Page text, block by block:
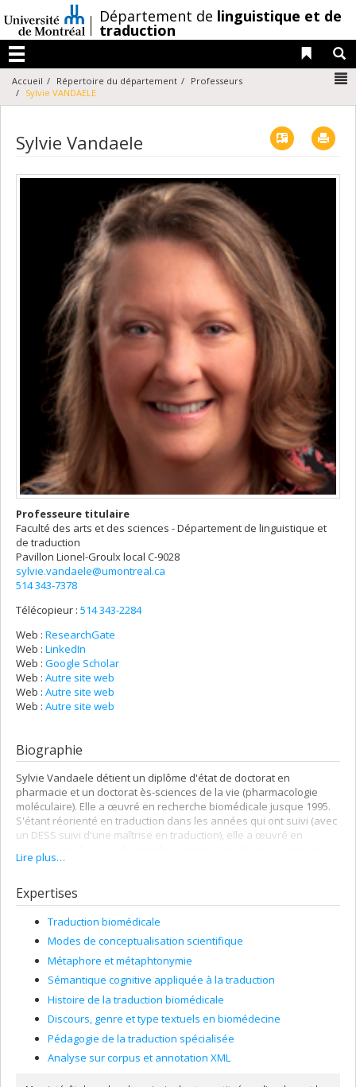
au
contenu
/Département de linguistique et de
traduction
Menu
Liens
Accueil Répertoire du département
Professeurs
Sylvie VANDAELE
Sylvie Vandaele Vcard
Professeure titulaire
Faculté des arts et des sciences - Département de linguistique et
de traduction
Pavillon Lionel-Groulxlocal C-9028
sylvie.vandaele@umontreal.ca
514 343-7378
Télécopieur : 514 343-2284
Web : ResearchGate
Web : LinkedIn
Web : Google Scholar
Web : Autre site web
Web : Autre site web
Web : Autre site web
Biographie
Sylvie Vandaele détient un diplôme d'état de doctorat en
pharmacie et un doctorat ès-sciences de la vie (pharmacologie
moléculaire). Elle a œuvré en recherche biomédicale jusque 1995.
S'étant réorienté en traduction dans les années qui ont suivi (avec
un DESS suivi d'une maîtrise en traduction), elle a œuvré en
pendant plusieurs années et elle enseigne à l'Université de
à 2014.
Elle assure les cours de traduction biomédicale au baccalauréat,
au DÉSS et à la maîtrise en traduction, a déjà pris en charge le
cours de méthodologie de la recherche et le cours de lecture
dirigée aux études supérieures. Elle coordonne également les
secteurs biomédicaux, scientifiques et techniques. Enfin, elle
coordonne les conférences-midi du département, qu'elle a
relancées, avec des collègues du département, depuis 2007.
Traductrice agréée et terminologue agréée, elle offre
régulièrement des séminaires spécialisés de formation
continue par l'intermédiaire de l'Ordre des traducteurs,
terminologues et interprètes du Québec (OTTIAQ).
Lire plus…
Expertises
Traduction biomédicale
Modes de conceptualisation scientifique
Métaphore et métaphtonymie
Sémantique cognitive appliquée à la traduction
Histoire de la traduction biomédicale
Discours, genre et type textuels en biomédecine
Pédagogie de la traduction spécialisée
Analyse sur corpus et annotation XML